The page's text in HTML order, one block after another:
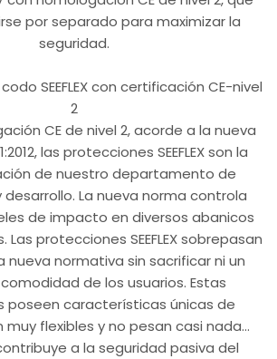
por separado para maximizar la
seguridad.
SEEFLEX con certificación CE-nivel
2
CE de nivel 2, acorde a la nueva
las protecciones SEEFLEX son la
de nuestro departamento de
La nueva norma controla
de impacto en diversos abanicos
protecciones SEEFLEX sobrepasan
nueva normativa sin sacrificar ni un
de los usuarios. Estas
poseen características únicas de
muy flexibles y no pesan casi nada…
a la seguridad pasiva del